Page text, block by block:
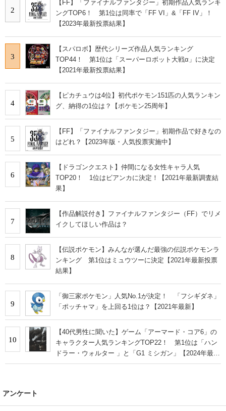
2
【FF】「ファイナルファンタジー」初期作品人気ランキ
ングTOP6！ 第1位は同率で「FF VI」&「FF IV」！
【2023年最新投票結果】
3
【スパロボ】歴代シリーズ作品人気ランキング
TOP44！ 第1位は「スーパーロボット大戦α」に決定
【2021年最新投票結果】
4
【ピカチュウは4位】初代ポケモン151匹の人気ランキン
グ、納得の1位は？【ポケモン25周年】
5
【FF】「ファイナルファンタジー」初期作品で好きなの
はどれ？【2023年版・人気投票実施中】
6
【ドラゴンクエスト】仲間になる女性キャラ人気
TOP20！ 1位はビアンカに決定！【2021年最新調査結
果】
7
【作品解説付き】ファイナルファンタジー（FF）でリメ
イクしてほしい作品は？
8
【伝説ポケモン】みんなが選んだ最強の伝説ポケモンラ
ンキング 第1位はミュウツーに決定【2021年最新投票
結果】
9
「御三家ポケモン」人気No.1が決定！ 「フシギダネ」
「ポッチャマ」を上回る1位は？【2021年最新】
10
【40代男性に聞いた】ゲーム「アーマード・コア6」の
キャラクター人気ランキングTOP22！ 第1位は「ハン
ドラー・ウォルター 」と「G1 ミシガン」【2024年最新
投票結果】
アンケート